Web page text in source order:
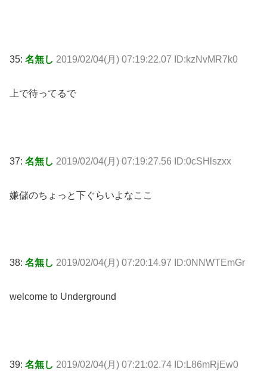
35: 名無し 2019/02/04(月) 07:19:22.07 ID:kzNvMR7k0
上で待ってるで
37: 名無し 2019/02/04(月) 07:19:27.56 ID:0cSHlszxx
嫌儲のちょっと下ぐらいよなここ
38: 名無し 2019/02/04(月) 07:20:14.97 ID:0NNWTEmGr
welcome to Underground
39: 名無し 2019/02/04(月) 07:21:02.74 ID:L86mRjEw0